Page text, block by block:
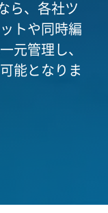
ら、各社ツ
トや同時編
元管理し、
能となりま